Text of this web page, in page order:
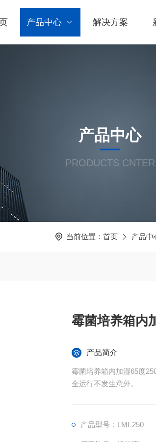
产品中心 解决方案
产品中心
PRODUCTS CNTER
当前位置： 首页 产品中
霉菌培养箱内
产品简介
霉菌培养箱内加湿65度250升 超过限制温度即自动中断运行，并声光报警提示操作者，
全运行不发生意外。
产品型号：LMI-250